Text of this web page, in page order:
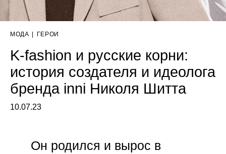
МОДА ГЕРОИ
K-fashion и русские корни:
история создателя и идеолога
бренда inni Николя Шитта
10.07.23
Он родился и вырос в